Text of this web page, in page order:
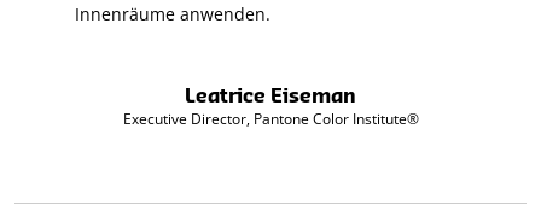
Innenräume anwenden.
Leatrice Eiseman
Executive Director, Pantone Color Institute®